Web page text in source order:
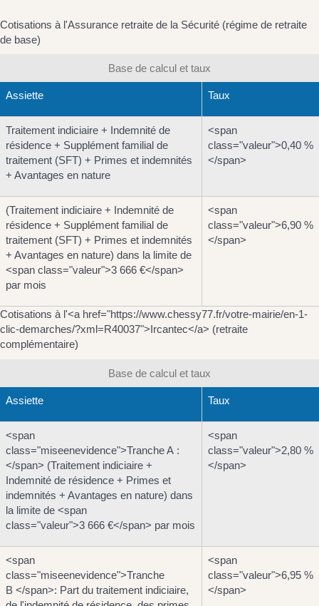
Cotisations à l'Assurance retraite de la Sécurité (régime de retraite
de base)
Base de calcul et taux
Assiette Taux
Traitement indiciaire + Indemnité de
résidence + Supplément familial de
traitement (SFT) + Primes et indemnités
+ Avantages en nature
<span
class="valeur">0,40 %
</span>
(Traitement indiciaire + Indemnité de
résidence + Supplément familial de
traitement (SFT) + Primes et indemnités
+ Avantages en nature) dans la limite de
<span class="valeur">3 666 €</span>
par mois
<span
class="valeur">6,90 %
</span>
Cotisations à l'<a href="https://www.chessy77.fr/votre-mairie/en-1-
clic-demarches/?xml=R40037">Ircantec</a> (retraite
complémentaire)
Base de calcul et taux
Assiette Taux
<span
class="miseenevidence">Tranche A :
</span> (Traitement indiciaire +
Indemnité de résidence + Primes et
indemnités + Avantages en nature) dans
la limite de <span
class="valeur">3 666 €</span> par mois
<span
class="valeur">2,80 %
</span>
<span
class="miseenevidence">Tranche
B </span>: Part du traitement indiciaire,
<span
class="valeur">6,95 %
</span>